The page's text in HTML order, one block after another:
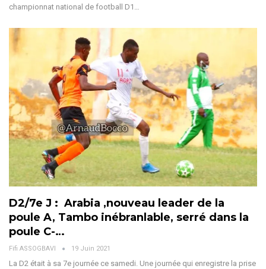
championnat national de football D1…
D2/7e J : Arabia ,nouveau leader de la
poule A, Tambo inébranlable, serré dans la
poule C-…
Fifi ASSOGBAVI 19 Juin 2021
La D2 était à sa 7e journée ce samedi. Une journée qui enregistre la prise